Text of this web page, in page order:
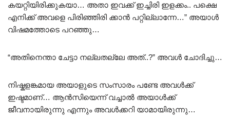
കയറ്റിയിരിക്കുകയാ… അതാ ഇവക്ക് ഇച്ചിരി ഇളക്കം.. പക്ഷെ
എനിക്ക് അവളെ പിരിഞ്ഞിരി ക്കാൻ പറ്റില്ലാന്നേ…” അയാൾ
വിഷമത്തോടെ പറഞ്ഞു…
“അതിനെന്താ ചേട്ടാ നല്ലതല്ലേ അത്..?” അവൾ ചോദിച്ചു…
നിഷ്കളങ്കമായ അയാളുടെ സംസാരം പണ്ടേ അവൾക്ക്
ഇഷ്ടമാണ്… ആൻസിയെന്ന് വച്ചാൽ അയാൾക്ക്
ജീവനായിരുന്നു എന്നും അവൾക്കറി യാമായിരുന്നു…